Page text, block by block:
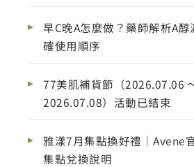
早C晚A怎麼做？藥師解析A
確使用順序
77美肌補貨節（2026.07.06
2026.07.08）活動已結束
雅漾7月集點換好禮｜Avene
集點兌換說明